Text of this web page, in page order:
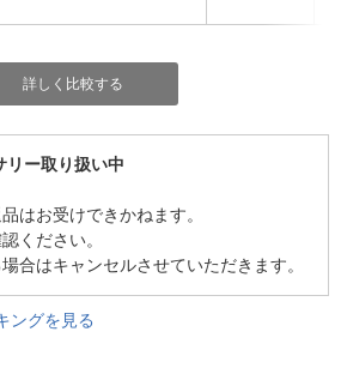
詳しく比較する
リー取り扱い中
はお受けできかねます。
ください。
合はキャンセルさせていただきます。
ングを見る